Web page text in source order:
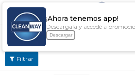
¡Ahora tenemos app!
Descargala y accedé a
Descargar

PAÑALES